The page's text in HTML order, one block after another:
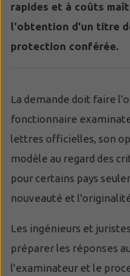
rapides et à coûts
l'obtention d'un titre
protection conférée.
La demande doit faire
fonctionnaire
lettres officielles, son
modèle au regard des
pour certains pays
nouveauté et
Les ingénieurs et
préparer les réponses
l'examinateur et le